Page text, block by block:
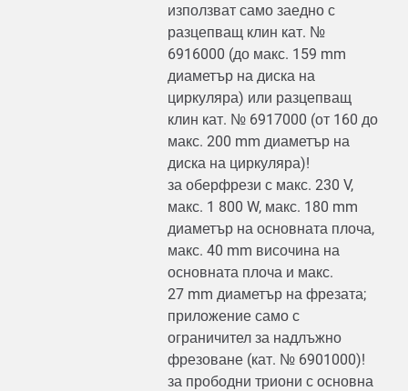
използват само заедно с
разцепващ клин кат. №
6916000 (до макс. 159 mm
диаметър на диска на
циркуляра) или разцепващ
клин кат. № 6917000 (от 160 до
макс. 200 mm диаметър на
диска на циркуляра)!
за оберфрези с макс. 230 V,
макс. 1 800 W, макс. 180 mm
диаметър на основната плоча,
макс. 40 mm височина на
основната плоча и макс.
27 mm диаметър на фрезата;
приложение само с
ограничител за надлъжно
фрезоване (кат. № 6901000)!
за прободни триони с основна